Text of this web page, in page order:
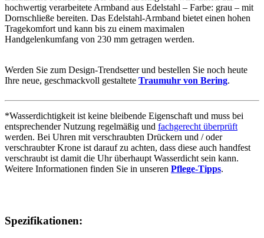
hochwertig verarbeitete Armband aus Edelstahl – Farbe: grau – mit
Dornschließe bereiten. Das Edelstahl-Armband bietet einen hohen
Tragekomfort und kann bis zu einem maximalen
Handgelenkumfang von 230 mm getragen werden.
Werden Sie zum Design-Trendsetter und bestellen Sie noch heute
Ihre neue, geschmackvoll gestaltete Traumuhr von Bering.
*Wasserdichtigkeit ist keine bleibende Eigenschaft und muss bei
entsprechender Nutzung regelmäßig und fachgerecht überprüft
werden. Bei Uhren mit verschraubten Drückern und / oder
verschraubter Krone ist darauf zu achten, dass diese auch handfest
verschraubt ist damit die Uhr überhaupt Wasserdicht sein kann.
Weitere Informationen finden Sie in unseren Pflege-Tipps.
Spezifikationen: